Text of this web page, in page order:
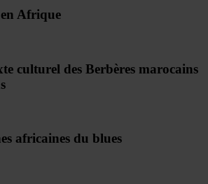
Afrique
culturel des Berbères marocains
africaines du blues